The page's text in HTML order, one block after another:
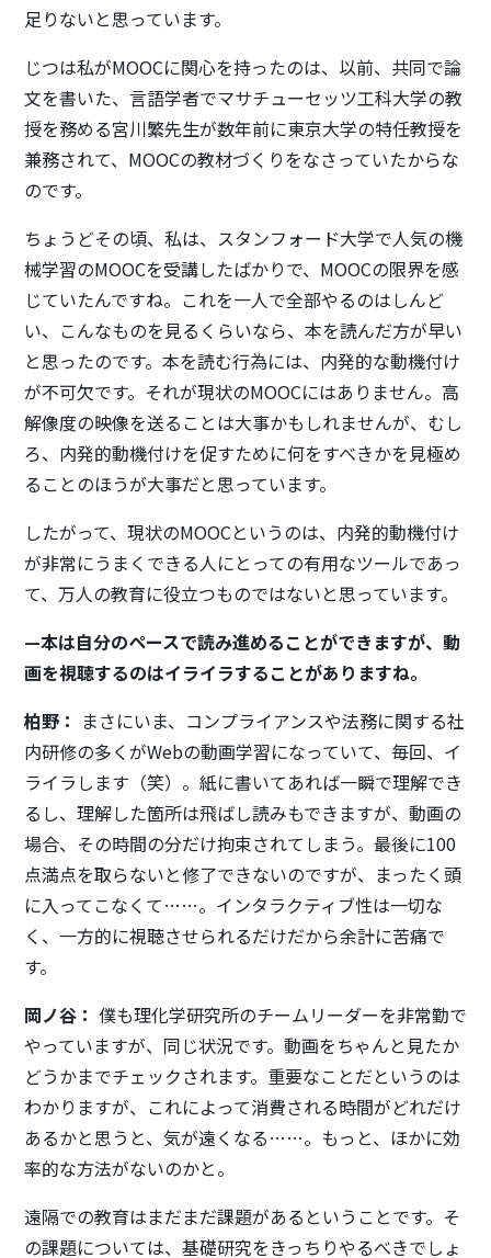
足りないと思っています。
じつは私がMOOCに関心を持ったのは、以前、共同で論
文を書いた、言語学者でマサチューセッツ工科大学の教
授を務める宮川繁先生が数年前に東京大学の特任教授を
兼務されて、MOOCの教材づくりをなさっていたからな
のです。
ちょうどその頃、私は、スタンフォード大学で人気の機
械学習のMOOCを受講したばかりで、MOOCの限界を感
じていたんですね。これを一人で全部やるのはしんど
い、こんなものを見るくらいなら、本を読んだ方が早い
と思ったのです。本を読む行為には、内発的な動機付け
が不可欠です。それが現状のMOOCにはありません。高
解像度の映像を送ることは大事かもしれませんが、むし
ろ、内発的動機付けを促すために何をすべきかを見極め
ることのほうが大事だと思っています。
したがって、現状のMOOCというのは、内発的動機付け
が非常にうまくできる人にとっての有用なツールであっ
て、万人の教育に役立つものではないと思っています。
—本は自分のペースで読み進めることができますが、動
画を視聴するのはイライラすることがありますね。
柏野： まさにいま、コンプライアンスや法務に関する社
内研修の多くがWebの動画学習になっていて、毎回、イ
ライラします（笑）。紙に書いてあれば一瞬で理解でき
るし、理解した箇所は飛ばし読みもできますが、動画の
場合、その時間の分だけ拘束されてしまう。最後に100
点満点を取らないと修了できないのですが、まったく頭
に入ってこなくて……。インタラクティブ性は一切な
く、一方的に視聴させられるだけだから余計に苦痛で
す。
岡ノ谷： 僕も理化学研究所のチームリーダーを非常勤で
やっていますが、同じ状況です。動画をちゃんと見たか
どうかまでチェックされます。重要なことだというのは
わかりますが、これによって消費される時間がどれだけ
あるかと思うと、気が遠くなる……。もっと、ほかに効
率的な方法がないのかと。
遠隔での教育はまだまだ課題があるということです。そ
の課題については、基礎研究をきっちりやるべきでしょ